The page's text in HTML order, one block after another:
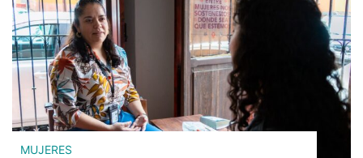
MUJERES